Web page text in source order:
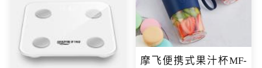
摩飞便携式果汁杯MF-